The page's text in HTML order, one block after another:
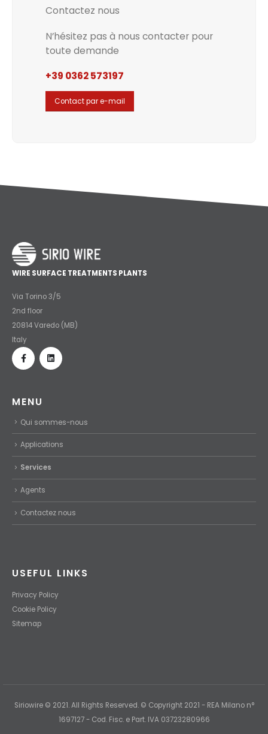
Contactez nous
N’hésitez pas à nous contacter pour
toute demande
+39 0362 573197
Contact par e-mail
WIRE SURFACE TREATMENTS PLANTS
Via Torino 3/5
2nd floor
20814 Varedo (MB)
Italy
MENU
Qui sommes-nous
Applications
Services
Agents
Contactez nous
USEFUL LINKS
Privacy Policy
Cookie Policy
Sitemap
Siriowire © 2021. All Rights Reserved. © Copyright 2021 - REA Milano n°
1697127 - Cod. Fisc. e Part. IVA 03723280966